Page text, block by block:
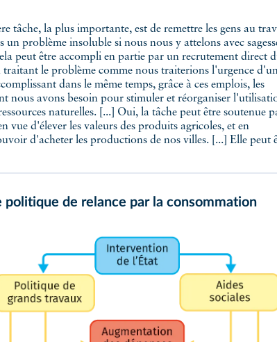
un problème insoluble si nous nous y attelons avec
peut être accompli en partie par un recrutement direct
traitant le problème comme nous traiterions l'urgence
dans le même temps, grâce à ces emplois, les
nous avons besoin pour stimuler et réorganiser
naturelles. [...] Oui, la tâche peut être soutenue
vue d'élever les valeurs des produits agricoles, et en
d'acheter les productions de nos villes. [...] Elle peut
peu économiques et inégales. Elle peut être soutenue par
et une supervision de toutes les formes de transports
ainsi que d'autres équipements qui ont définitivement
a de nombreuses manières de la soutenir, mais se contenter
politique de relance par la consommation